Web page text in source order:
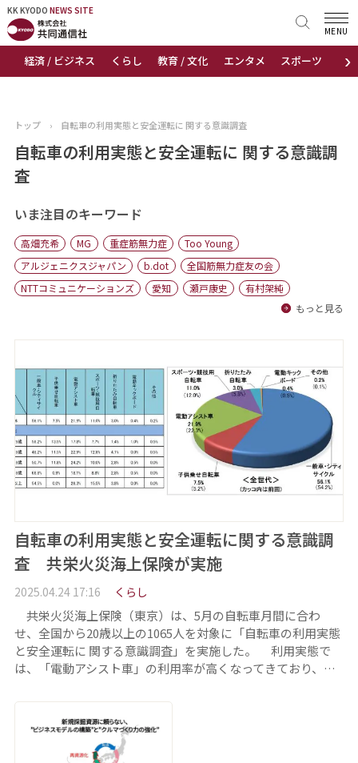
KK KYODO NEWS SITE
›
経済 / ビジネス くらし 教育 / 文化 エンタメ スポーツ 地域
MENU
KK KYODONEWS SITE
トップページ
ニュース
おすすめコンテンツ
会社概要
トップ › 自転車の利用実態と安全運転に 関する意識調査
自転車の利用実態と安全運転に 関する意識調
査
いま注目のキーワード
高畑充希 MG 重症筋無力症
Too Young
アルジェニクスジャパン
b.dot
全国筋無力症友の会
NTTコミュニケーションズ
愛知 瀬戸康史
有村架純
もっと見る
自転車の利用実態と安全運転に関する意識調
査 共栄火災海上保険が実施
2025.04.24 17:16 くらし
共栄火災海上保険（東京）は、5月の自転車月間に合わ
せ、全国から20歳以上の1065人を対象に「自転車の利用実態
と安全運転に 関する意識調査」を実施した。 利用実態で
は、「電動アシスト車」の利用率が高くなってきており、…